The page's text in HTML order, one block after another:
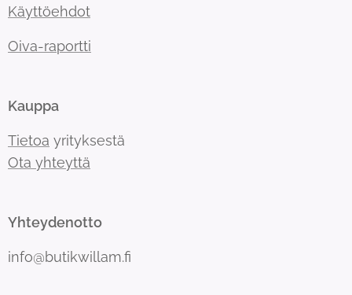
Käyttöehdot
Oiva-raportti
Kauppa
Tietoa yrityksestä
Ota yhteyttä
Yhteydenotto
info@butikwillam.fi